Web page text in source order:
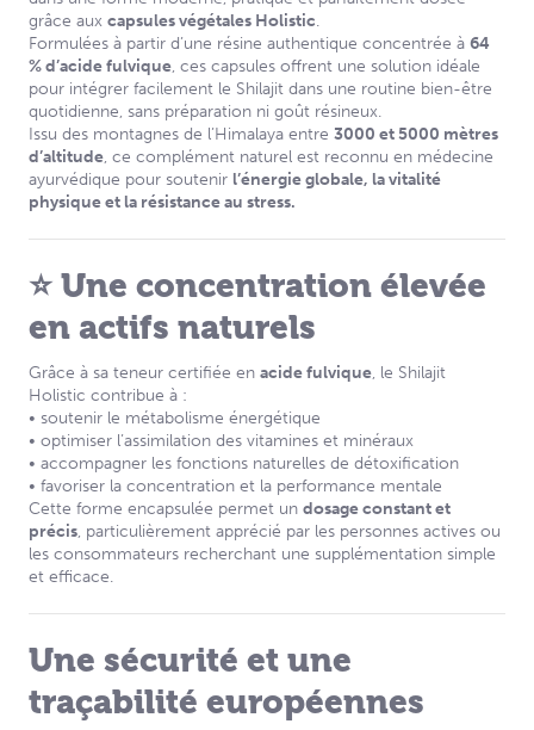
grâce aux capsules végétales Holistic.
Formulées à partir d’une résine authentique concentrée à 64
% d’acide fulvique, ces capsules offrent une solution idéale
pour intégrer facilement le Shilajit dans une routine bien-être
quotidienne, sans préparation ni goût résineux.
Issu des montagnes de l’Himalaya entre 3000 et 5000 mètres
d’altitude, ce complément naturel est reconnu en médecine
ayurvédique pour soutenir l’énergie globale, la vitalité
physique et la résistance au stress.
⭐ Une concentration élevée
en actifs naturels
Grâce à sa teneur certifiée en acide fulvique, le Shilajit
Holistic contribue à :
• soutenir le métabolisme énergétique
• optimiser l’assimilation des vitamines et minéraux
• accompagner les fonctions naturelles de détoxification
• favoriser la concentration et la performance mentale
Cette forme encapsulée permet un dosage constant et
précis, particulièrement apprécié par les personnes actives ou
les consommateurs recherchant une supplémentation simple
et efficace.
Une sécurité et une
traçabilité européennes